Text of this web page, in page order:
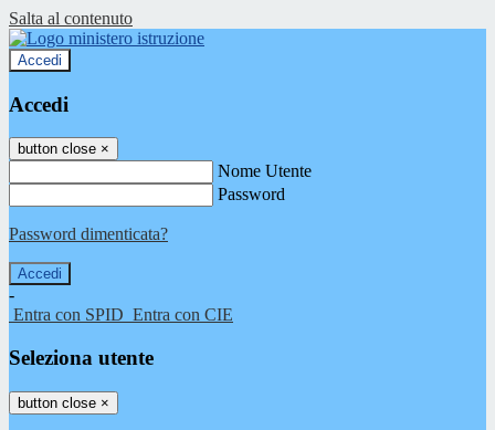
Salta al contenuto
Accedi
Accedi
button close ×
Nome Utente
Password
Password dimenticata?
-
Entra con SPID Entra con CIE
Seleziona utente
button close ×